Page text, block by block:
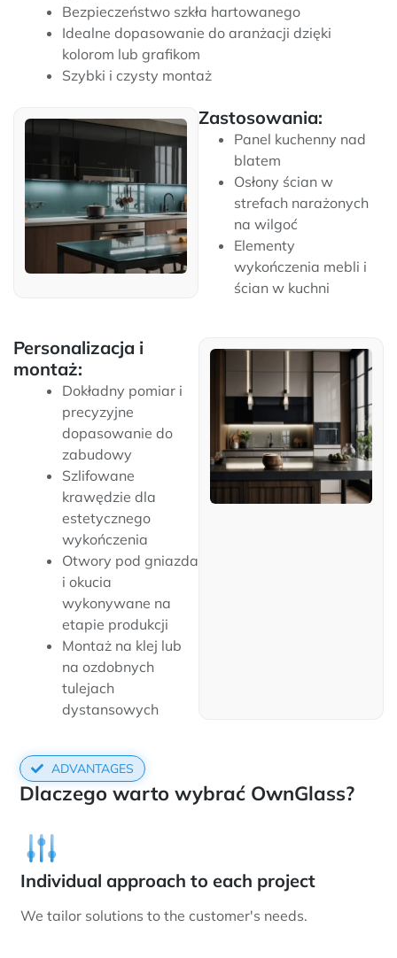
Bezpieczeństwo szkła hartowanego
Idealne dopasowanie do aranżacji dzięki
kolorom lub grafikom
Szybki i czysty montaż
Zastosowania:
Panel kuchenny nad
blatem
Osłony ścian w
strefach narażonych
na wilgoć
Elementy
wykończenia mebli i
ścian w kuchni
Personalizacja i
montaż:
Dokładny pomiar i
precyzyjne
dopasowanie do
zabudowy
Szlifowane
krawędzie dla
estetycznego
wykończenia
Otwory pod gniazda
i okucia
wykonywane na
etapie produkcji
Montaż na klej lub
na ozdobnych
tulejach
dystansowych
ADVANTAGES
Dlaczego warto wybrać OwnGlass?
Individual approach to each project
We tailor solutions to the customer's needs.